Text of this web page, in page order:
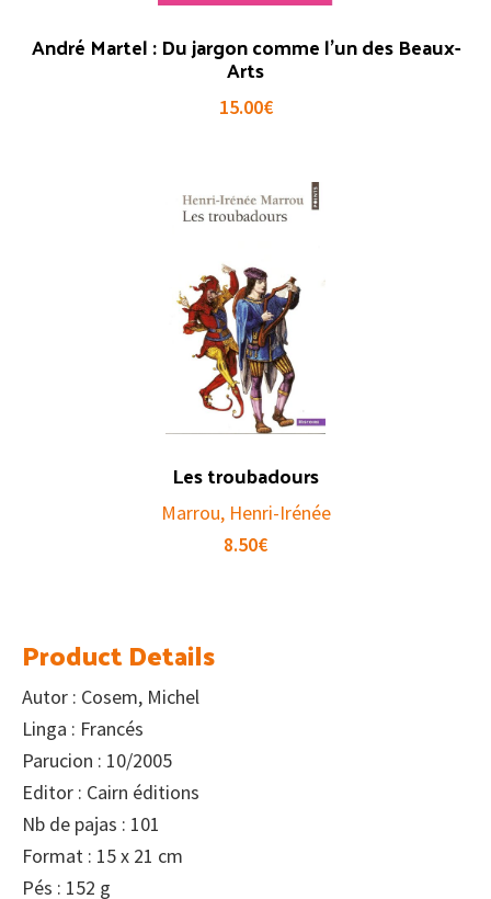
André Martel : Du jargon comme l’un des Beaux-
Arts
15.00€
Les troubadours
Marrou, Henri-Irénée
8.50€
Product Details
Autor : Cosem, Michel
Linga : Francés
Parucion : 10/2005
Editor : Cairn éditions
Nb de pajas : 101
Format : 15 x 21 cm
Pés : 152 g